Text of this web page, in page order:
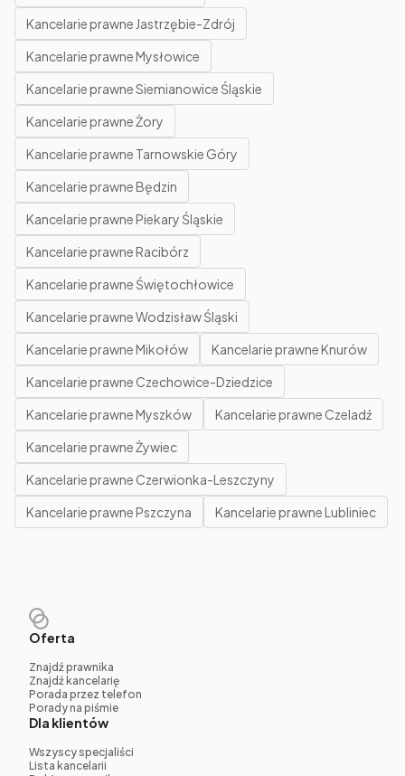
Kancelarie prawne Jastrzębie-Zdrój
Kancelarie prawne Mysłowice
Kancelarie prawne Siemianowice Śląskie
Kancelarie prawne Żory
Kancelarie prawne Tarnowskie Góry
Kancelarie prawne Będzin
Kancelarie prawne Piekary Śląskie
Kancelarie prawne Racibórz
Kancelarie prawne Świętochłowice
Kancelarie prawne Wodzisław Śląski
Kancelarie prawne Mikołów
Kancelarie prawne Knurów
Kancelarie prawne Czechowice-Dziedzice
Kancelarie prawne Myszków
Kancelarie prawne Czeladź
Kancelarie prawne Żywiec
Kancelarie prawne Czerwionka-Leszczyny
Kancelarie prawne Pszczyna
Kancelarie prawne Lubliniec
Oferta
Znajdź prawnika
Znajdź kancelarię
Porada przez telefon
Porady na piśmie
Dla klientów
Wszyscy specjaliści
Lista kancelarii